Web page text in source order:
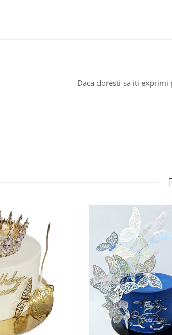
Daca doresti sa iti exprimi